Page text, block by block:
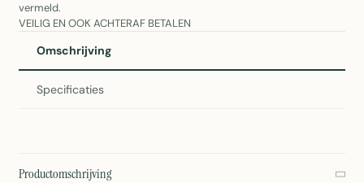
vermeld.
VEILIG EN OOK ACHTERAF BETALEN
Omschrijving
Specificaties
Productomschrijving